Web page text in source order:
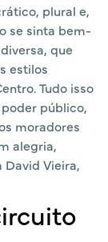
plural e,
se sinta bem-
que
estilos
Tudo isso
público,
moradores
alegria,
David Vieira,